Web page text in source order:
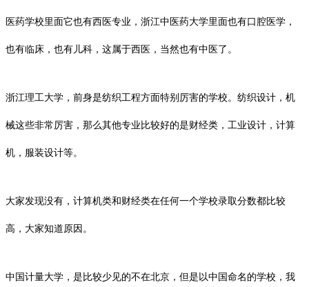
医药学校里面它也有西医专业，浙江中医药大学里面也有口腔医学，
也有临床，也有儿科，这属于西医，当然也有中医了。
浙江理工大学，前身是纺织工程方面特别厉害的学校。纺织设计，机
械这些非常厉害，那么其他专业比较好的是财经类，工业设计，计算
机，服装设计等。
大家发现没有，计算机类和财经类在任何一个学校录取分数都比较
高，大家知道原因。
中国计量大学，是比较少见的不在北京，但是以中国命名的学校，我